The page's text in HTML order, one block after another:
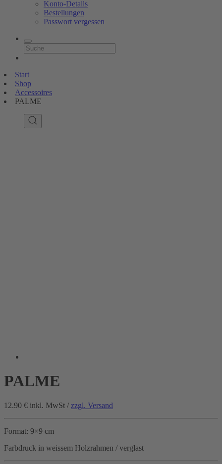
Konto-Details
Bestellungen
Passwort vergessen
Start
Shop
Accessoires
PALME
PALME
12.90 € inkl. MwSt / zzgl. Versand
Format: 9×9 cm
Farbdruck in weissem Holzrahmen / verglast